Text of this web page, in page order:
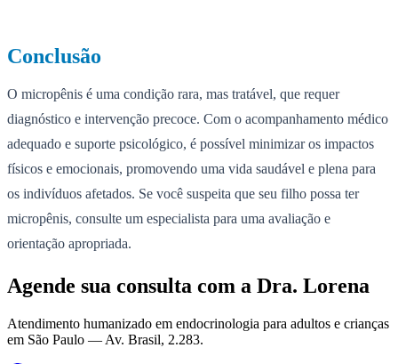
Conclusão
O micropênis é uma condição rara, mas tratável, que requer
diagnóstico e intervenção precoce. Com o acompanhamento médico
adequado e suporte psicológico, é possível minimizar os impactos
físicos e emocionais, promovendo uma vida saudável e plena para
os indivíduos afetados. Se você suspeita que seu filho possa ter
micropênis, consulte um especialista para uma avaliação e
orientação apropriada.
Agende sua consulta com a Dra. Lorena
Atendimento humanizado em endocrinologia para adultos e crianças
em São Paulo — Av. Brasil, 2.283.